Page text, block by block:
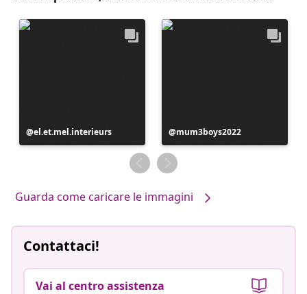
Post
pubblicato
el.et.mel.interieurs
Post
pubblicato
da
mum3boys2022
Guarda come caricare le immagini
Contattaci!
Vai al centro assistenza